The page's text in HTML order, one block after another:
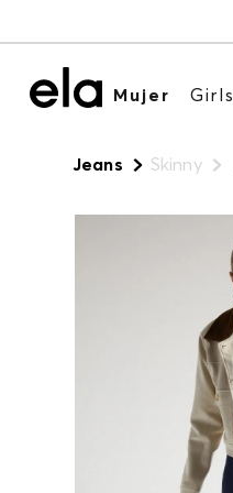
Mujer Girls
Jeans Skinny